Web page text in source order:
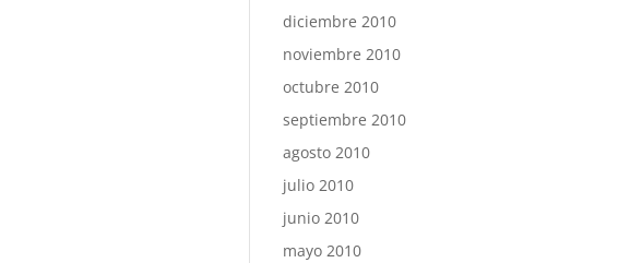
diciembre 2010
noviembre 2010
octubre 2010
septiembre 2010
agosto 2010
julio 2010
junio 2010
mayo 2010